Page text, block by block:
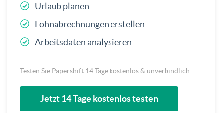
Urlaub planen
Lohnabrechnungen erstellen
Arbeitsdaten analysieren
Testen Sie Papershift 14 Tage kostenlos & unverbindlich
Jetzt 14 Tage kostenlos testen